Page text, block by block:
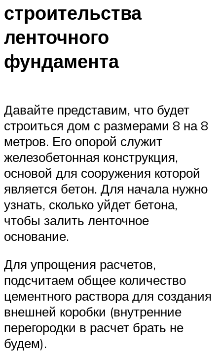
строительства
ленточного
фундамента
Давайте представим, что будет
строиться дом с размерами 8 на 8
метров. Его опорой служит
железобетонная конструкция,
основой для сооружения которой
является бетон. Для начала нужно
узнать, сколько уйдет бетона,
чтобы залить ленточное
основание.
Для упрощения расчетов,
подсчитаем общее количество
цементного раствора для создания
внешней коробки (внутренние
перегородки в расчет брать не
будем).